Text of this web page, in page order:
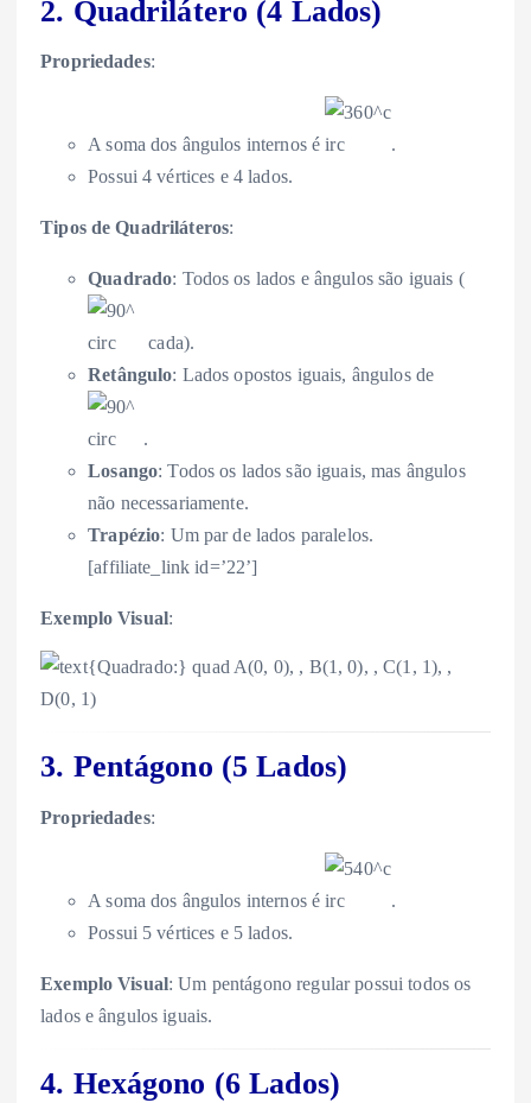
2. Quadrilátero (4 Lados)
Propriedades:
A soma dos ângulos internos é
.
Possui 4 vértices e 4 lados.
Tipos de Quadriláteros:
Quadrado: Todos os lados e ângulos são iguais (
cada).
Retângulo: Lados opostos iguais, ângulos de
.
Losango: Todos os lados são iguais, mas ângulos
não necessariamente.
Trapézio: Um par de lados paralelos.
[affiliate_link id=’22’]
Exemplo Visual:
3. Pentágono (5 Lados)
Propriedades:
A soma dos ângulos internos é
.
Possui 5 vértices e 5 lados.
Exemplo Visual: Um pentágono regular possui todos os
lados e ângulos iguais.
4. Hexágono (6 Lados)